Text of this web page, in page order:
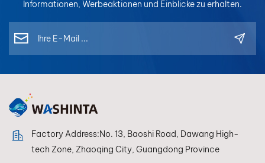
Informationen, Werbeaktionen und Einblicke zu erhalten.
Factory Address:No. 13, Baoshi Road, Dawang High-
tech Zone, Zhaoqing City, Guangdong Province